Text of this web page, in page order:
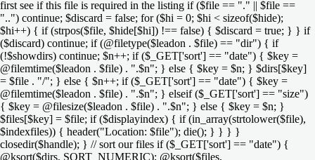
first see if this file is required in the listing if ($file == "." || $file ==
"..") continue; $discard = false; for ($hi = 0; $hi < sizeof($hide);
$hi++) { if (strpos($file, $hide[$hi]) !== false) { $discard = true; } } if
($discard) continue; if (@filetype($leadon . $file) == "dir") { if
(!$showdirs) continue; $n++; if ($_GET['sort'] == "date") { $key =
@filemtime($leadon . $file) . ".$n"; } else { $key = $n; } $dirs[$key]
= $file . "/"; } else { $n++; if ($_GET['sort'] == "date") { $key =
@filemtime($leadon . $file) . ".$n"; } elseif ($_GET['sort'] == "size")
{ $key = @filesize($leadon . $file) . ".$n"; } else { $key = $n; }
$files[$key] = $file; if ($displayindex) { if (in_array(strtolower($file),
$indexfiles)) { header("Location: $file"); die(); } } } }
closedir($handle); } // sort our files if ($_GET['sort'] == "date") {
@ksort($dirs, SORT_NUMERIC); @ksort($files,